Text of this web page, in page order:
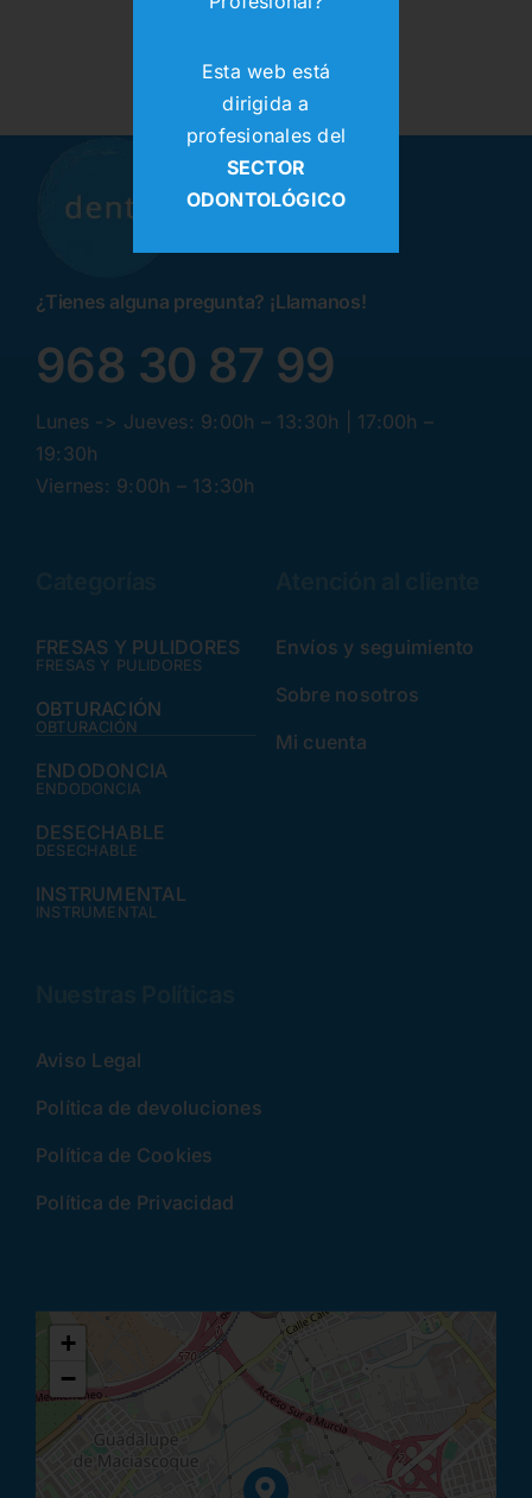
¿Tienes alguna pregunta? ¡Llamanos!
968 30 87 99
Lunes -> Jueves: 9:00h – 13:30h | 17:00h –
19:30h
Viernes: 9:00h – 13:30h
FRESAS Y PULIDORES
FRESAS Y PULIDORES
OBTURACIÓN
OBTURACIÓN
ENDODONCIA
ENDODONCIA
DESECHABLE
DESECHABLE
INSTRUMENTAL
INSTRUMENTAL
Envíos y seguimiento
Sobre nosotros
Mi cuenta
Aviso Legal
Política de devoluciones
Política de Cookies
Política de Privacidad
+
−
Esta web está
dirigida a
profesionales del
SECTOR
ODONTOLÓGICO